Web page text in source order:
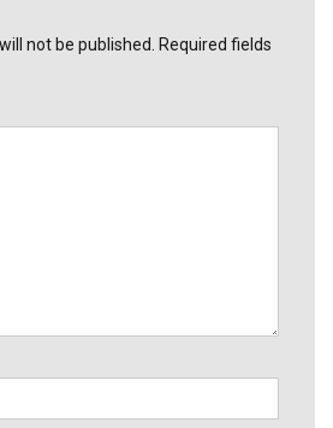
not be published. Required fields